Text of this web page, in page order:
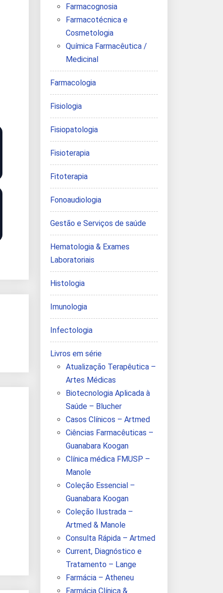
Farmacognosia
Farmacotécnica e
Cosmetologia
Química Farmacêutica /
Medicinal
Farmacologia
Fisiologia
Fisiopatologia
Fisioterapia
Fitoterapia
Fonoaudiologia
Gestão e Serviços de saúde
Hematologia & Exames
Laboratoriais
Histologia
Imunologia
Infectologia
Livros em série
Atualização Terapêutica –
Artes Médicas
Biotecnologia Aplicada à
Saúde – Blucher
Casos Clínicos – Artmed
Ciências Farmacêuticas –
Guanabara Koogan
Clínica médica FMUSP –
Manole
Coleção Essencial –
Guanabara Koogan
Coleção Ilustrada –
Artmed & Manole
Consulta Rápida – Artmed
Current, Diagnóstico e
Tratamento – Lange
Farmácia – Atheneu
Farmácia Clínica &